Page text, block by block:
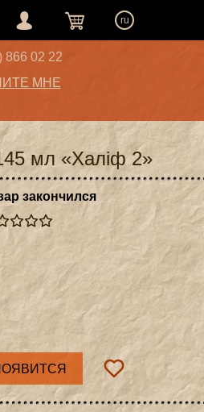
ru
866 02 22
МНЕ
мл «Халіф 2»
закончился